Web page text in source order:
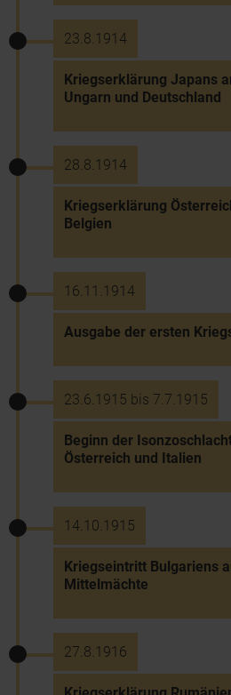
23.8.1914
Kriegserklärung Japans
Ungarn und Deutschland
28.8.1914
Kriegserklärung
Belgien
16.11.1914
Ausgabe der ersten
23.6.1915 bis 7.7.1915
Beginn der
Österreich und Italien
14.10.1915
Kriegseintritt Bulgariens
Mittelmächte
27.8.1916